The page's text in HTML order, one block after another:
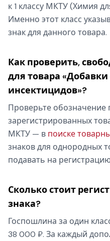
к 1 классу МКТУ (Химия
Именно этот класс
знак для данного товара.
Как проверить,
для товара
инсектицидов»?
Проверьте обозначение
зарегистрированных
МКТУ — в поиске
знаков для однородных
подавать на
Сколько стоит
знака?
Госпошлина за один
38 000 ₽. За каждый